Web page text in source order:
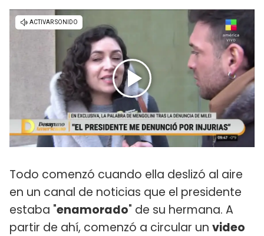
Todo comenzó cuando ella deslizó al aire
en un canal de noticias que el presidente
estaba "enamorado" de su hermana. A
partir de ahí, comenzó a circular un video